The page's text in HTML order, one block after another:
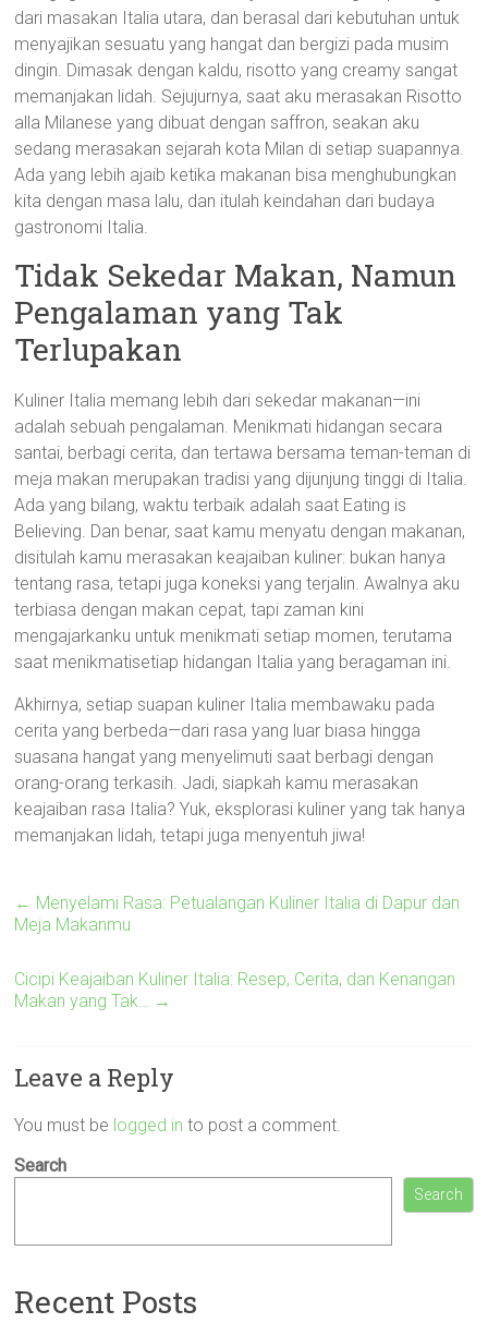
dari masakan Italia utara, dan berasal dari kebutuhan untuk
menyajikan sesuatu yang hangat dan bergizi pada musim
dingin. Dimasak dengan kaldu, risotto yang creamy sangat
memanjakan lidah. Sejujurnya, saat aku merasakan Risotto
alla Milanese yang dibuat dengan saffron, seakan aku
sedang merasakan sejarah kota Milan di setiap suapannya.
Ada yang lebih ajaib ketika makanan bisa menghubungkan
kita dengan masa lalu, dan itulah keindahan dari budaya
gastronomi Italia.
Tidak Sekedar Makan, Namun
Pengalaman yang Tak
Terlupakan
Kuliner Italia memang lebih dari sekedar makanan—ini
adalah sebuah pengalaman. Menikmati hidangan secara
santai, berbagi cerita, dan tertawa bersama teman-teman di
meja makan merupakan tradisi yang dijunjung tinggi di Italia.
Ada yang bilang, waktu terbaik adalah saat Eating is
Believing. Dan benar, saat kamu menyatu dengan makanan,
disitulah kamu merasakan keajaiban kuliner: bukan hanya
tentang rasa, tetapi juga koneksi yang terjalin. Awalnya aku
terbiasa dengan makan cepat, tapi zaman kini
mengajarkanku untuk menikmati setiap momen, terutama
saat menikmatisetiap hidangan Italia yang beragaman ini.
Akhirnya, setiap suapan kuliner Italia membawaku pada
cerita yang berbeda—dari rasa yang luar biasa hingga
suasana hangat yang menyelimuti saat berbagi dengan
orang-orang terkasih. Jadi, siapkah kamu merasakan
keajaiban rasa Italia? Yuk, eksplorasi kuliner yang tak hanya
memanjakan lidah, tetapi juga menyentuh jiwa!
← Menyelami Rasa: Petualangan Kuliner Italia di Dapur dan
Meja Makanmu
Cicipi Keajaiban Kuliner Italia: Resep, Cerita, dan Kenangan
Makan yang Tak… →
Leave a Reply
You must be logged in to post a comment.
Search
Search
Recent Posts